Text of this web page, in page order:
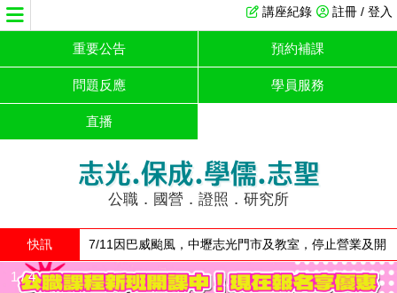
註冊 / 登入
講座紀錄
重要公告 預約補課
問題反應 學員服務
直播
志光.保成.學儒.志聖
公職．國營．證照．研究所
快訊 7/11因巴威颱風，中壢志光門市及教室，停止營業及開
放
1 / 4